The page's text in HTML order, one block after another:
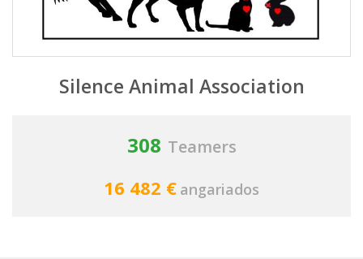
Silence Animal Association
308 Teamers
16 482 € angariados